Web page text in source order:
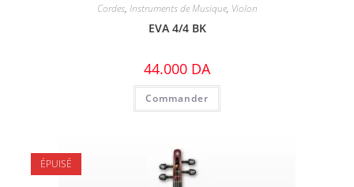
Cordes, Instruments de Musique, Violon
EVA 4/4 BK
44.000 DA
Commander
ÉPUISÉ